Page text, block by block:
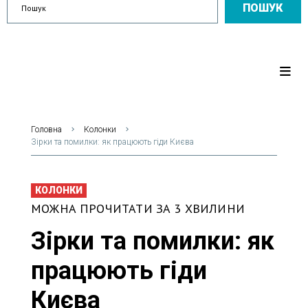
ПОШУК
Головна
Колонки
Зірки та помилки: як працюють гіди Києва
КОЛОНКИ
МОЖНА ПРОЧИТАТИ ЗА 3 ХВИЛИНИ
Зірки та помилки: як
працюють гіди
Києва